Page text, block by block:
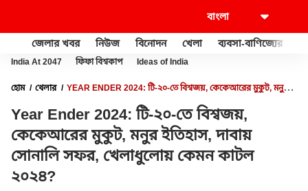
জেলার খবর নিউজ বিনোদন খেলা ব্যবসা-বাণিজ্যের
India At 2047 ফিফা বিশ্বকাপ Ideas of India
হোম খেলার
YEAR ENDER 2024: টি-২০-তে বিশ্বজয়, কেকেআরের মুকুট, মনুর
Year Ender 2024: টি-২০-তে বিশ্বজয়,
কেকেআরের মুকুট, মনুর ইতিহাস, দাবায়
সোনালি সফর, খেলাধুলোয় কেমন কাটল
২০২৪?